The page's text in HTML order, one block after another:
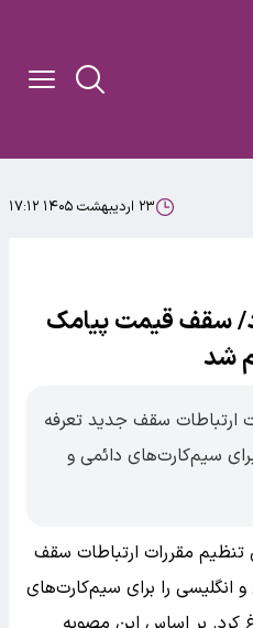
۲۳ اردیبهشت ۱۴۰۵ ۱۷:۱۲
سقف قیمت پیامک
شد
ارتباطات سقف جدید تعرفه
سیم‌کارت‌های دائمی و
مقررات ارتباطات سقف
انگلیسی را برای سیم‌کارت‌های